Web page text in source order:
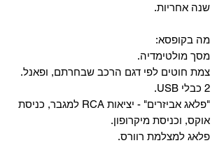
שנה אחריות.
מה בקופסא:
מסך מולטימדיה.
צמת חוטים לפי דגם הרכב שבחרתם, ופאנל.
2 כבלי USB.
"פלאג אביזרים" - יציאות RCA למגבר, כניסת
אוקס, וכניסת מיקרופון.
פלאג למצלמת רוורס.